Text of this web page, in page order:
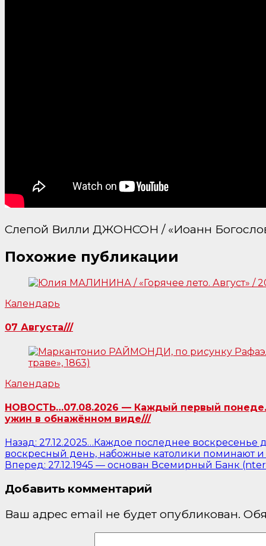
Слепой Вилли ДЖОНСОН / «Иоанн
Похожие публикации
Календарь
07 Августа///
Календарь
НОВОСТЬ…07.08.2026 — Каждый первый
ужин в обнажённом виде///
Навигация
по
Назад: 27.12.2025…Каждое последнее воскресенье
воскресный день, набожные католики поминают
Вперед: 27.12.1945 — основан Всемирный Банк
Добавить комментарий
Ваш адрес email не будет опубликован.